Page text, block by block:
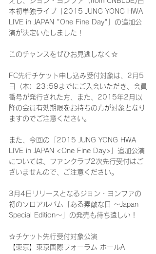
本初単独ライブ「2015 JUNG YONG HWA
LIVE in JAPAN "One Fine Day"」の追加公
演が決定いたしました！
このチャンスをぜひお見逃しなく☆
FC先行チケット申し込み受付対象は、2月5
日（木）23:59までにご入会いただき、会員
番号が発行された方、また、2015年2月以
降の会員有効期限をお持ちの方が対象となり
ますのでご注意ください。
また、今回の「2015 JUNG YONG HWA
LIVE in JAPAN <One Fine Day>」追加公演
については、ファンクラブ2次先行受付はご
ざいませんので、ご注意ください。
3月4日リリースとなるジョン・ヨンファの
初のソロアルバム「ある素敵な日 ～Japan
Special Edition～」の発売も待ち遠しい！
☆チケット先行受付対象公演
【東京】東京国際フォーラム ホールA